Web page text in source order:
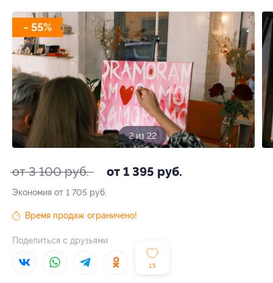
- 55%
2 из 22
от 3 100 руб. от 1 395 руб.
Экономия от 1 705 руб.
15
Время продаж ограничено!
Поделиться с друзьями